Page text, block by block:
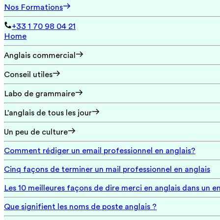
Nos Formations
+33 1 70 98 04 21
Home
Anglais commercial
Conseil utiles
Labo de grammaire
L'anglais de tous les jour
Un peu de culture
Comment rédiger un email professionnel en anglais?
Cinq façons de terminer un mail professionnel en anglais
Les 10 meilleures façons de dire merci en anglais dans un
Que signifient les noms de poste anglais ?